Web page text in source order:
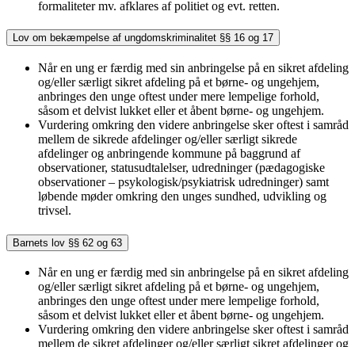
formaliteter mv. afklares af politiet og evt. retten.
Lov om bekæmpelse af ungdomskriminalitet §§ 16 og 17
Når en ung er færdig med sin anbringelse på en sikret afdeling
og/eller særligt sikret afdeling på et børne- og ungehjem,
anbringes den unge oftest under mere lempelige forhold,
såsom et delvist lukket eller et åbent børne- og ungehjem.
Vurdering omkring den videre anbringelse sker oftest i samråd
mellem de sikrede afdelinger og/eller særligt sikrede
afdelinger og anbringende kommune på baggrund af
observationer, statusudtalelser, udredninger (pædagogiske
observationer – psykologisk/psykiatrisk udredninger) samt
løbende møder omkring den unges sundhed, udvikling og
trivsel.
Barnets lov §§ 62 og 63
Når en ung er færdig med sin anbringelse på en sikret afdeling
og/eller særligt sikret afdeling på et børne- og ungehjem,
anbringes den unge oftest under mere lempelige forhold,
såsom et delvist lukket eller et åbent børne- og ungehjem.
Vurdering omkring den videre anbringelse sker oftest i samråd
mellem de sikret afdelinger og/eller særligt sikret afdelinger og